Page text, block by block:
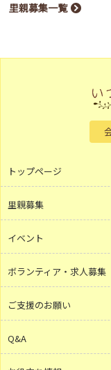
里親募集一覧
トップページ
里親募集
イベント
ボランティア・求人募集
ご支援のお願い
Q&A